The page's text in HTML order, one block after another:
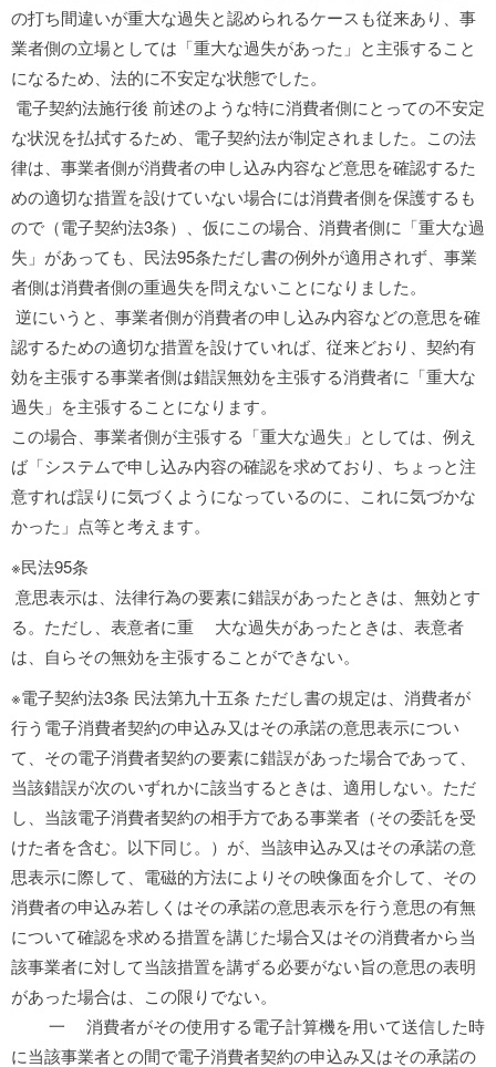
の打ち間違いが重大な過失と認められるケースも従来あり、事
業者側の立場としては「重大な過失があった」と主張すること
になるため、法的に不安定な状態でした。
電子契約法施行後 前述のような特に消費者側にとっての不安定
な状況を払拭するため、電子契約法が制定されました。この法
律は、事業者側が消費者の申し込み内容など意思を確認するた
めの適切な措置を設けていない場合には消費者側を保護するも
ので（電子契約法3条）、仮にこの場合、消費者側に「重大な過
失」があっても、民法95条ただし書の例外が適用されず、事業
者側は消費者側の重過失を問えないことになりました。
逆にいうと、事業者側が消費者の申し込み内容などの意思を確
認するための適切な措置を設けていれば、従来どおり、契約有
効を主張する事業者側は錯誤無効を主張する消費者に「重大な
過失」を主張することになります。
この場合、事業者側が主張する「重大な過失」としては、例え
ば「システムで申し込み内容の確認を求めており、ちょっと注
意すれば誤りに気づくようになっているのに、これに気づかな
かった」点等と考えます。
※民法95条
意思表示は、法律行為の要素に錯誤があったときは、無効とす
る。ただし、表意者に重 大な過失があったときは、表意者
は、自らその無効を主張することができない。
※電子契約法3条 民法第九十五条 ただし書の規定は、消費者が
行う電子消費者契約の申込み又はその承諾の意思表示につい
て、その電子消費者契約の要素に錯誤があった場合であって、
当該錯誤が次のいずれかに該当するときは、適用しない。ただ
し、当該電子消費者契約の相手方である事業者（その委託を受
けた者を含む。以下同じ。）が、当該申込み又はその承諾の意
思表示に際して、電磁的方法によりその映像面を介して、その
消費者の申込み若しくはその承諾の意思表示を行う意思の有無
について確認を求める措置を講じた場合又はその消費者から当
該事業者に対して当該措置を講ずる必要がない旨の意思の表明
があった場合は、この限りでない。
一 消費者がその使用する電子計算機を用いて送信した時
に当該事業者との間で電子消費者契約の申込み又はその承諾の